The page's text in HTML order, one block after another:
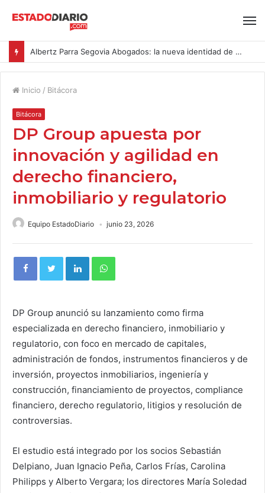
Albertz Parra Segovia Abogados: la nueva identidad de Segovia Consulting
Inicio / Bitácora
Bitácora
DP Group apuesta por
innovación y agilidad en
derecho financiero,
inmobiliario y regulatorio
Equipo EstadoDiario junio 23, 2026
DP Group anunció su lanzamiento como firma
especializada en derecho financiero, inmobiliario y
regulatorio, con foco en mercado de capitales,
administración de fondos, instrumentos financieros y de
inversión, proyectos inmobiliarios, ingeniería y
construcción, financiamiento de proyectos, compliance
financiero, derecho regulatorio, litigios y resolución de
controversias.
El estudio está integrado por los socios Sebastián
Delpiano, Juan Ignacio Peña, Carlos Frías, Carolina
Philipps y Alberto Vergara; los directores María Soledad